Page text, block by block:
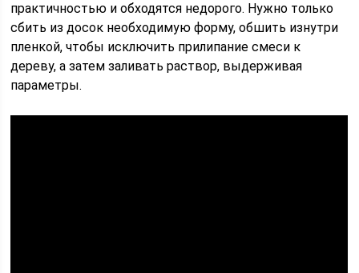
практичностью и обходятся недорого. Нужно только
сбить из досок необходимую форму, обшить изнутри
пленкой, чтобы исключить прилипание смеси к
дереву, а затем заливать раствор, выдерживая
параметры.